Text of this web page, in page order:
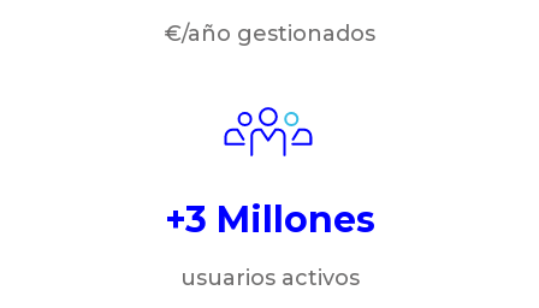
€/año gestionados
+3 Millones
usuarios activos